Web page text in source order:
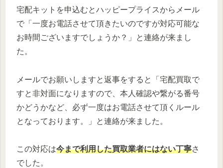
宅配キットを申込むとハッピープライスからメール
で「一度お電話させて頂きたいのですが対応可能な
お時間ございますでしょうか？」と連絡が来まし
た。
メールでお願いしますと返事をすると「宅配買取で
すと非対面になりますので、本人確認や繋がる番号
かどうかなど、必ず一度はお電話させて頂くルール
となっております。」と連絡が来ました。
この対応は今まで利用した買取業者にはない丁寧さ
でした。